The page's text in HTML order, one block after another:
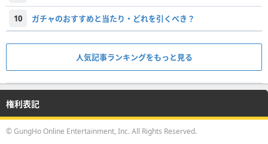
10 ガチャのおすすめと当たり・どれを引くべき？
人気記事ランキングをもっと見る
権利表記
© GungHo Online Entertainment, Inc. All Rights Reserved.